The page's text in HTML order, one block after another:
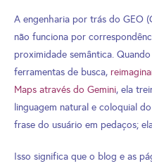
A engenharia por trás do GEO
não funciona por
proximidade semântica.
ferramentas de busca,
Maps através do Gemini, ela
linguagem natural e coloquial
frase do usuário em pedaços;
Isso significa que o blog e as